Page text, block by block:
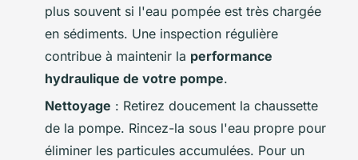
plus souvent si l'eau pompée est très chargée
en sédiments. Une inspection régulière
contribue à maintenir la performance
hydraulique de votre pompe.
Nettoyage : Retirez doucement la chaussette
de la pompe. Rincez-la sous l'eau propre pour
éliminer les particules accumulées. Pour un